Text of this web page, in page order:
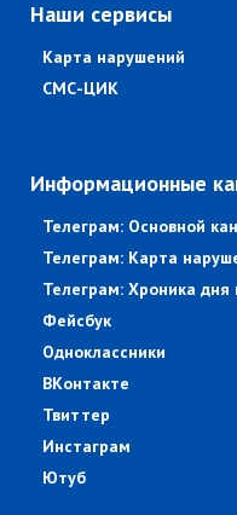
Наши сервисы
Карта нарушений
СМС-ЦИК
Информационные
Телеграм: Основной
Телеграм: Карта
Телеграм: Хроника дня
Фейсбук
Одноклассники
ВКонтакте
Твиттер
Инстаграм
Ютуб